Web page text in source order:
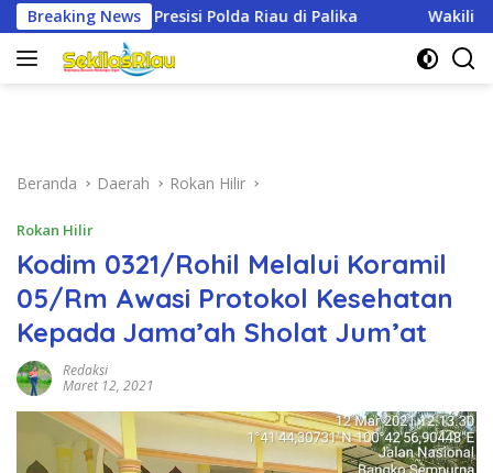
Langsung
ke
konten
Breaking News
di Palika Wakili Dandim, Pasi Pers Kodim 0321/Rohil
Beranda Daerah Rokan Hilir
Rokan Hilir
Kodim 0321/Rohil Melalui Koramil
05/Rm Awasi Protokol Kesehatan
Kepada Jama’ah Sholat Jum’at
Redaksi
Maret 12, 2021